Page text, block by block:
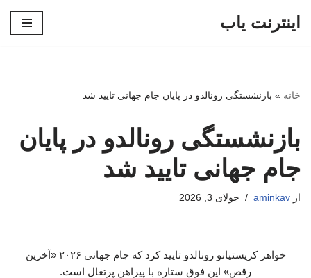
اینترنت یاب
خانه » بازنشستگی رونالدو در پایان جام جهانی تایید شد
بازنشستگی رونالدو در پایان
جام جهانی تایید شد
از aminkav جولای 3, 2026
خواهر کریستیانو رونالدو تایید کرد که جام جهانی ۲۰۲۶ «آخرین
رقص» این فوق ستاره با پیراهن پرتغال است.